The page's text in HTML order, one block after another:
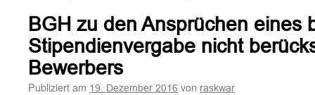
BGH zu den Ansprüchen eines
Stipendienvergabe nicht
Bewerbers
Publiziert am 19. Dezember 2016 von raskwar